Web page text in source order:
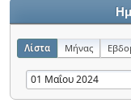
Λίστα Μήνας